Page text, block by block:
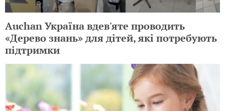
Auchan Україна вдев'яте проводить
«Дерево знань» для дітей, які потребують
підтримки